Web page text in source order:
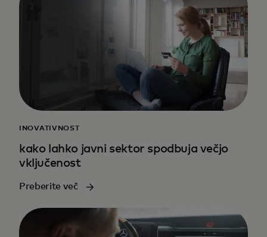
INOVATIVNOST
kako lahko javni sektor spodbuja večjo
vključenost
Preberite več